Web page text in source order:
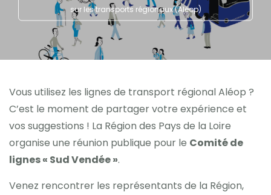
Vivre & Grandir
Décourvir
sur les transports régionaux (Aléop)
Vous utilisez les lignes de transport régional Aléop ?
C’est le moment de partager votre expérience et
vos suggestions ! La Région des Pays de la Loire
organise une réunion publique pour le Comité de
lignes « Sud Vendée ».
Venez rencontrer les représentants de la Région,